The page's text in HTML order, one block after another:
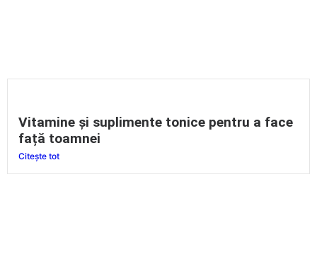
Vitamine și suplimente tonice pentru a face
față toamnei
Citește tot